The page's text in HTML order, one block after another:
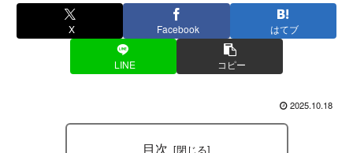
X Facebook はてブ
LINE コピー
2025.10.18
目次